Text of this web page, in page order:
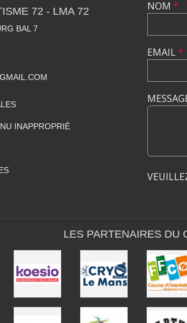
72 - LMA 72
BAL 7
INAPPROPRIÉ
NOM *
EMAIL*
LES PARTENAIRES DU